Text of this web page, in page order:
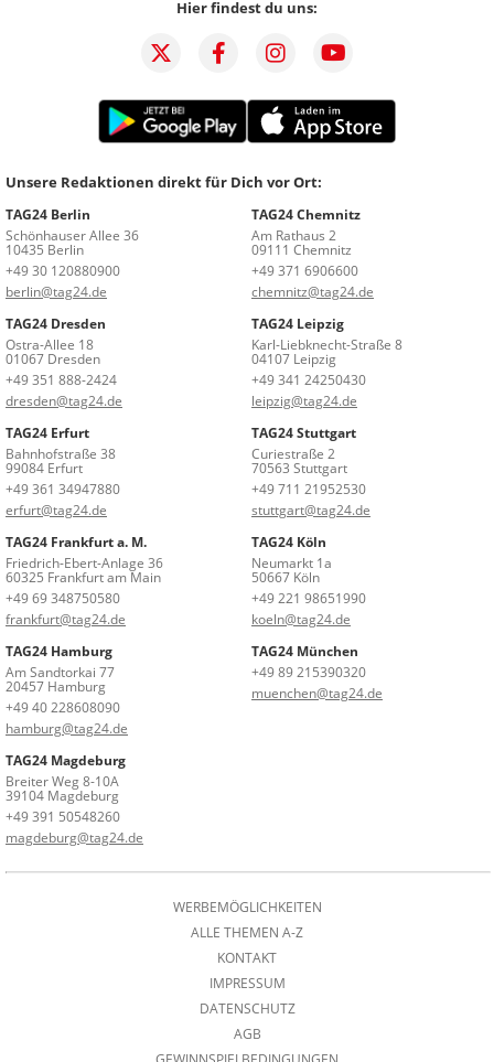
Hier findest du uns:
Unsere Redaktionen direkt für Dich vor Ort:
TAG24 Berlin
Schönhauser Allee 36
10435 Berlin
+49 30 120880900
berlin@tag24.de
TAG24 Chemnitz
Am Rathaus 2
09111 Chemnitz
+49 371 6906600
chemnitz@tag24.de
TAG24 Dresden
Ostra-Allee 18
01067 Dresden
+49 351 888-2424
dresden@tag24.de
TAG24 Leipzig
Karl-Liebknecht-Straße 8
04107 Leipzig
+49 341 24250430
leipzig@tag24.de
TAG24 Erfurt
Bahnhofstraße 38
99084 Erfurt
+49 361 34947880
erfurt@tag24.de
TAG24 Stuttgart
Curiestraße 2
70563 Stuttgart
+49 711 21952530
stuttgart@tag24.de
TAG24 Frankfurt a. M.
Friedrich-Ebert-Anlage 36
60325 Frankfurt am Main
+49 69 348750580
frankfurt@tag24.de
TAG24 Köln
Neumarkt 1a
50667 Köln
+49 221 98651990
koeln@tag24.de
TAG24 Hamburg
Am Sandtorkai 77
20457 Hamburg
+49 40 228608090
hamburg@tag24.de
TAG24 München
+49 89 215390320
muenchen@tag24.de
TAG24 Magdeburg
Breiter Weg 8-10A
39104 Magdeburg
+49 391 50548260
magdeburg@tag24.de
WERBEMÖGLICHKEITEN
ALLE THEMEN A-Z
KONTAKT
IMPRESSUM
DATENSCHUTZ
AGB